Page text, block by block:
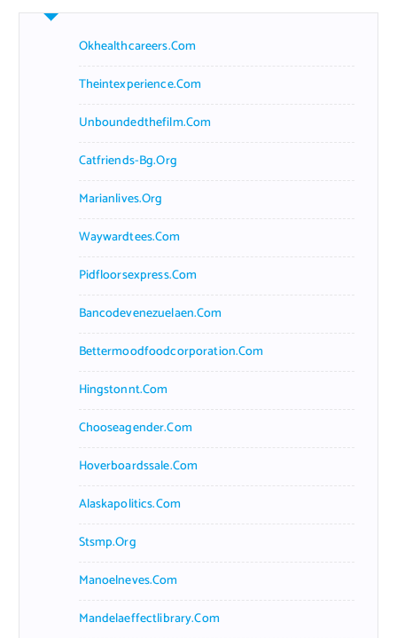
Okhealthcareers.com
Theintexperience.com
Unboundedthefilm.com
Catfriends-Bg.org
Marianlives.org
Waywardtees.com
Pidfloorsexpress.com
Bancodevenezuelaen.com
Bettermoodfoodcorporation.com
Hingstonnt.com
Chooseagender.com
Hoverboardssale.com
Alaskapolitics.com
Stsmp.org
Manoelneves.com
Mandelaeffectlibrary.com